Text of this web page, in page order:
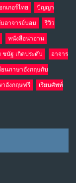
กเกอร์ไทย ปัญญา
อาจารย์บอม รีวิว
หนังสือน่าอ่าน
ชนัฐ เกิดประดับ อาจาร
ยนภาษาอังกฤษกับ
าอังกฤษฟรี เรียนศัพท์